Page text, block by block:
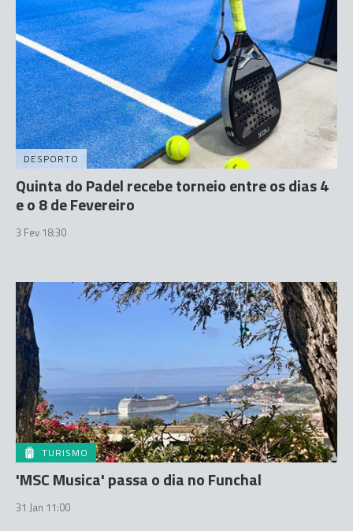
DESPORTO
Quinta do Padel recebe torneio entre os dias 4
e o 8 de Fevereiro
3 Fev 18:30
TURISMO
'MSC Musica' passa o dia no Funchal
31 Jan 11:00